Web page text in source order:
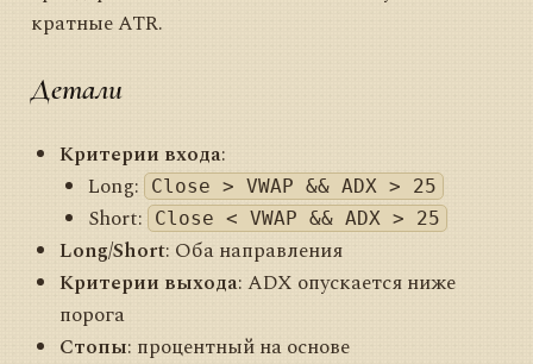
кратные ATR.
Детали
Критерии входа:
Long:
Close > VWAP && ADX > 25
Short: Close < VWAP && ADX > 25
Long/Short: Оба направления
Критерии выхода: ADX опускается ниже
порога
Стопы: процентный на основе